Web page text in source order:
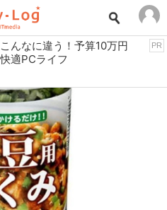
アウトドア用品
おもちゃ・ホビー
キッチン家電
ゲーム
スイーツ・お菓子
スマホ・携帯電話
んなに違う！予算10万円
適PCライフ
PR